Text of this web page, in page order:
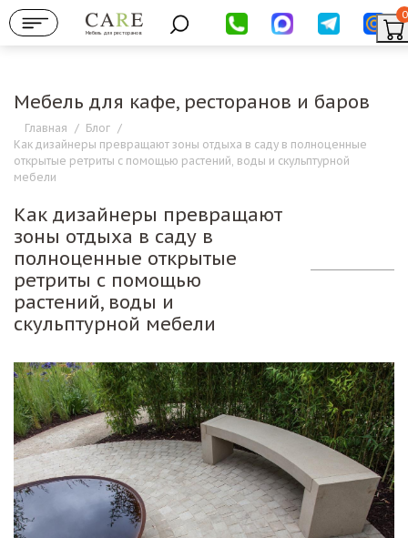
Мебель для ресторанов
0
Мебель для кафе, ресторанов и баров
Главная / Блог /
Как дизайнеры превращают зоны отдыха в саду в полноценные
открытые ретриты с помощью растений, воды и скульптурной
мебели
Как дизайнеры превращают
зоны отдыха в саду в
полноценные открытые
ретриты с помощью
растений, воды и
скульптурной мебели